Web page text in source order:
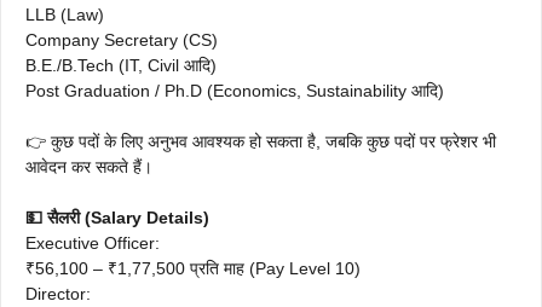
LLB (Law)
Company Secretary (CS)
B.E./B.Tech (IT, Civil आदि)
Post Graduation / Ph.D (Economics, Sustainability आदि)
👉 कुछ पदों के लिए अनुभव आवश्यक हो सकता है, जबकि कुछ पदों पर फ्रेशर भी
आवेदन कर सकते हैं।
💵 सैलरी (Salary Details)
Executive Officer:
₹56,100 – ₹1,77,500 प्रति माह (Pay Level 10)
Director: